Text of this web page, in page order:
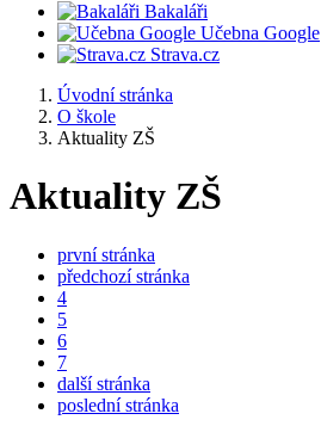
Bakaláři
Učebna Google
Strava.cz
Úvodní stránka
O škole
Aktuality ZŠ
Aktuality ZŠ
první stránka
předchozí stránka
4
5
6
7
další stránka
poslední stránka